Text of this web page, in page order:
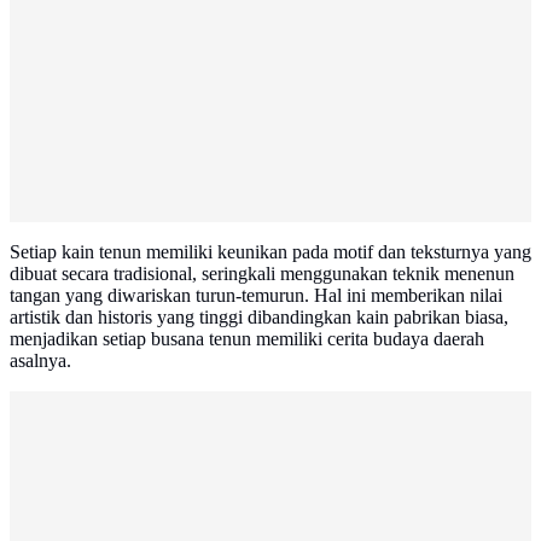
Setiap kain tenun memiliki keunikan pada motif dan teksturnya yang
dibuat secara tradisional, seringkali menggunakan teknik menenun
tangan yang diwariskan turun-temurun. Hal ini memberikan nilai
artistik dan historis yang tinggi dibandingkan kain pabrikan biasa,
menjadikan setiap busana tenun memiliki cerita budaya daerah
asalnya.